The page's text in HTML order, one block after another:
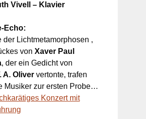
Vivell – Klavier
Echo:
der Lichtmetamorphosen ,
von Xaver Paul
, der ein Gedicht von
A. Oliver vertonte, trafen
Musiker zur ersten Probe…
Konzert mit